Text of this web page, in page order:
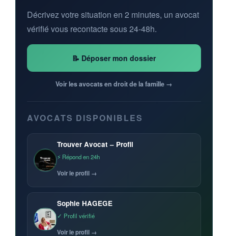
Décrivez votre situation en 2 minutes, un avocat
vérifié vous recontacte sous 24-48h.
📝 Déposer mon dossier
Voir les avocats en droit de la famille →
AVOCATS DISPONIBLES
Trouver Avocat – Profil
⚡ Répond en 24h
Voir le profil →
Sophie HAGEGE
✓ Profil vérifié
Voir le profil →